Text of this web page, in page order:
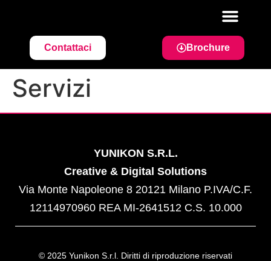
Contattaci Brochure
Servizi
YUNIKON S.R.L.
Creative & Digital Solutions
Via Monte Napoleone 8 20121 Milano P.IVA/C.F.
12114970960 REA MI-2641512 C.S. 10.000
© 2025 Yunikon S.r.l. Diritti di riproduzione riservati